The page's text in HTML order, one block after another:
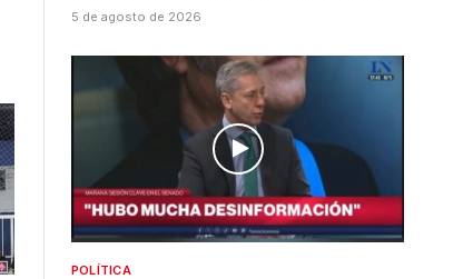
5 de agosto de 2026
POLÍTICA